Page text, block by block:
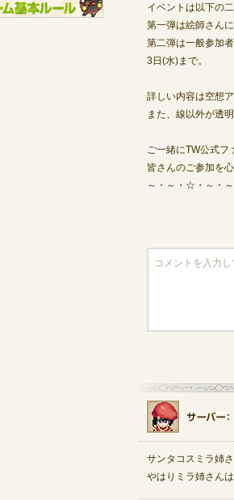
イベントは以下の
第一弾は絵師さん
第二弾は一般参加
3日(水)まで。
詳しい内容は空想
また、線以外が透
ご一緒にTW公式
皆さんのご参加を
～・～・☆・～・
サンタコスミラ姉
やはりミラ姉さん